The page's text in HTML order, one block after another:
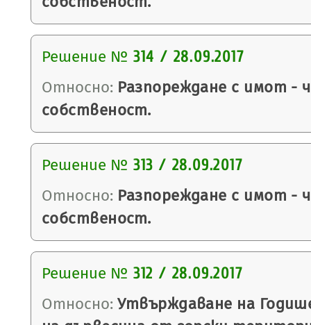
Решение № 314 / 28.09.2017
Относно: Разпореждане с имот -
собственост.
Решение № 313 / 28.09.2017
Относно: Разпореждане с имот -
собственост.
Решение № 312 / 28.09.2017
Относно: Утвърждаване на